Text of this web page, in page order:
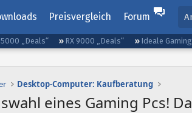
Preisvergleich Forum
5000 „Deals“ RX 9000 „Deals“
Ideale
Desktop-Computer: Kaufberatung
eines Gaming Pcs!